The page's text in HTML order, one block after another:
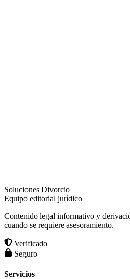
Soluciones Divorcio
Equipo editorial jurídico
Contenido legal informativo y
cuando se requiere asesoramiento.
Verificado
Seguro
Servicios